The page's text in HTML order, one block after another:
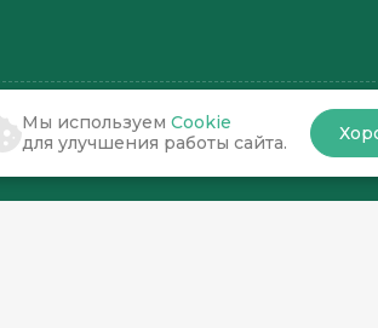
2026 . По соседству
Мы используем Cookie
для улучшения работы сайта.